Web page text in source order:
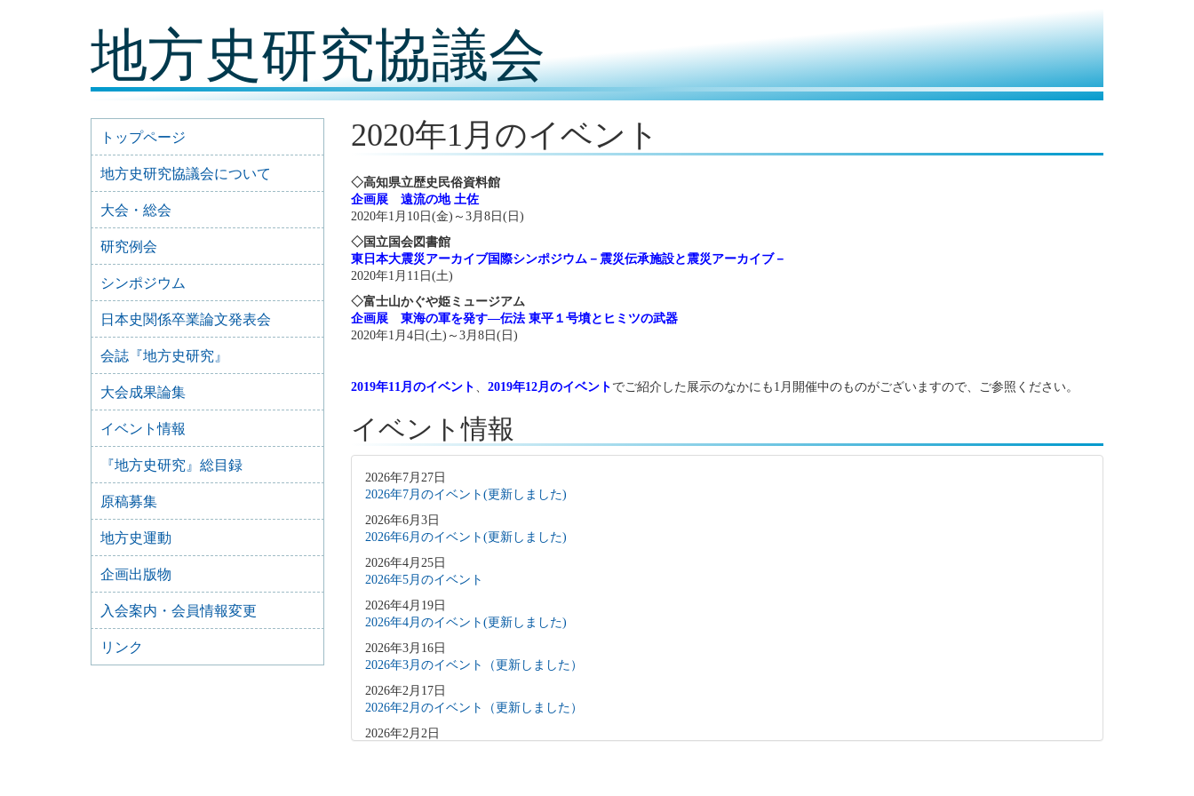
地方史研究協議会
2020年1月のイベント
◇高知県立歴史民俗資料館
企画展 遠流の地 土佐
2020年1月10日(金)～3月8日(日)
◇国立国会図書館
東日本大震災アーカイブ国際シンポジウム－震災伝承施設と震災アーカイブ－
2020年1月11日(土)
◇富士山かぐや姫ミュージアム
企画展 東海の軍を発す―伝法 東平１号墳とヒミツの武器
2020年1月4日(土)～3月8日(日)
2019年11月のイベント 、 2019年12月のイベント でご紹介した展示のなかにも1月開催中のものがございますので、ご参照ください。
イベント情報
2026年7月27日
2026年7月のイベント(更新しました)
2026年6月3日
2026年6月のイベント(更新しました)
2026年4月25日
2026年5月のイベント
2026年4月19日
2026年4月のイベント(更新しました)
2026年3月16日
2026年3月のイベント（更新しました）
2026年2月17日
2026年2月のイベント（更新しました）
2026年2月2日
トップページ
地方史研究協議会について
大会・総会
研究例会
シンポジウム
日本史関係卒業論文発表会
会誌『地方史研究』
大会成果論集
イベント情報
『地方史研究』総目録
原稿募集
地方史運動
企画出版物
入会案内・会員情報変更
リンク